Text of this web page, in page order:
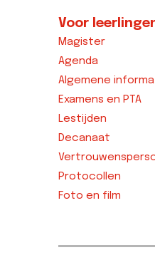
Voor
Magister
Agenda
Algemene
Examens en PTA
Lestijden
Decanaat
Protocollen
Foto en film